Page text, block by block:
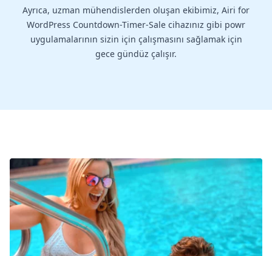
Ayrıca, uzman mühendislerden oluşan ekibimiz, Airi for
WordPress Countdown-Timer-Sale cihazınız gibi powr
uygulamalarının sizin için çalışmasını sağlamak için
gece gündüz çalışır.